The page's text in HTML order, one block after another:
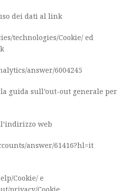
dei dati al link
technologies/Cookie/ ed
answer/6004245
la guida sull’out-out generale per
web
answer/61416?hl=it
Cookie/ e
privacy/Cookie